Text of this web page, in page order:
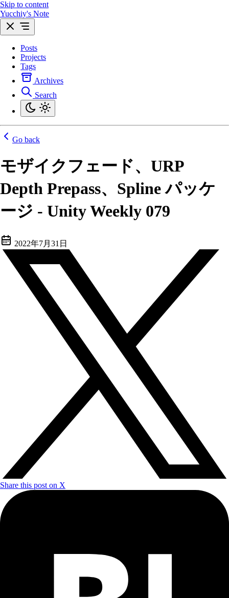
Skip to content
Yucchiy's Note
Posts
Projects
Tags
Archives
Search
Go back
モザイクフェード、URP
Depth Prepass、Spline パッケ
ージ - Unity Weekly 079
2022年7月31日
Share this post on X